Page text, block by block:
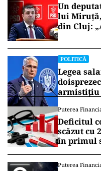
Un
lui
din Cluj:
POLITICĂ
Legea
Puterea
Deficitul
scăzut cu
în primul
Puterea